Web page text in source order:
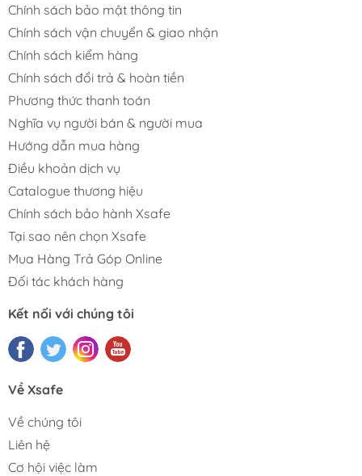
Chính sách bảo mật thông tin
Chính sách vận chuyển & giao nhận
Chính sách kiểm hàng
Chính sách đổi trả & hoàn tiền
Phương thức thanh toán
Nghĩa vụ người bán & người mua
Hướng dẫn mua hàng
Điều khoản dịch vụ
Catalogue thương hiệu
Chính sách bảo hành Xsafe
Tại sao nên chọn Xsafe
Mua Hàng Trả Góp Online
Đối tác khách hàng
Kết nối với chúng tôi
Về Xsafe
Về chúng tôi
Liên hệ
Cơ hội việc làm